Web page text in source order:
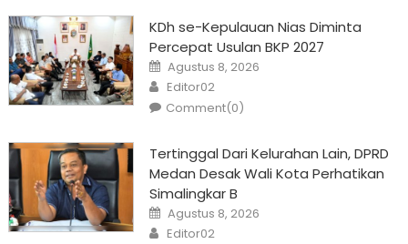
KDh se-Kepulauan Nias Diminta
Percepat Usulan BKP 2027
Posted
on
Agustus 8, 2026
Author
Editor02
Comment(0)
Tertinggal Dari Kelurahan Lain, DPRD
Medan Desak Wali Kota Perhatikan
Simalingkar B
Posted
on
Agustus 8, 2026
Author
Editor02